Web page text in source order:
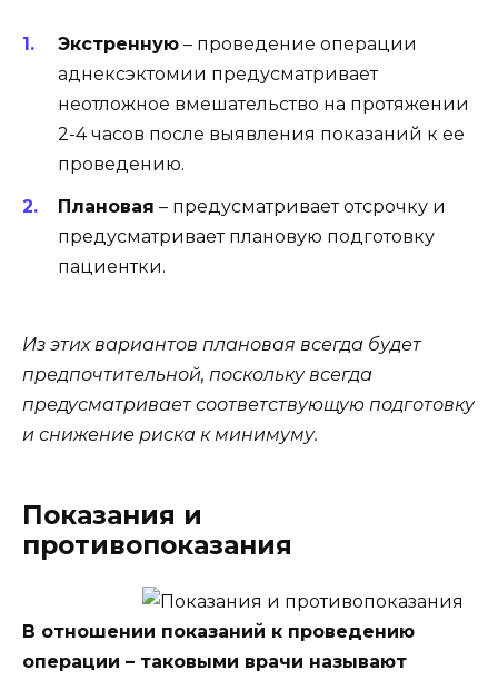
Экстренную – проведение операции
аднексэктомии предусматривает
неотложное вмешательство на протяжении
2-4 часов после выявления показаний к ее
проведению.
Плановая – предусматривает отсрочку и
предусматривает плановую подготовку
пациентки.
Из этих вариантов плановая всегда будет
предпочтительной, поскольку всегда
предусматривает соответствующую подготовку
и снижение риска к минимуму.
Показания и
противопоказания
В отношении показаний к проведению
операции – таковыми врачи называют